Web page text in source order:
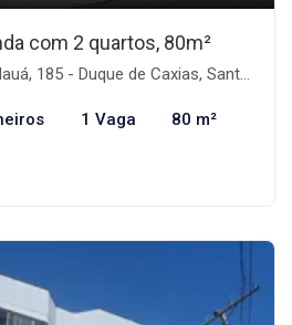
com 2 quartos, 80m²
- Duque de Caxias, Santa Maria-RS
1 Vaga 80 m²